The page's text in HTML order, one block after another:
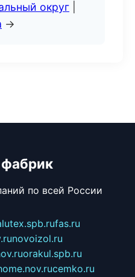
округ
→
фабрик
по всей России
fas.ru
novoizol.ru
orakul.spb.ru
cemko.ru